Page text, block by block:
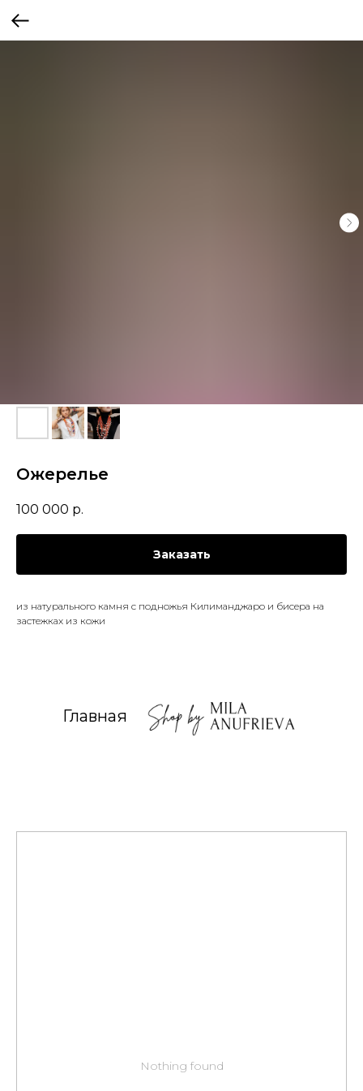
Ожерелье
100 000 р.
Заказать
из натурального камня с подножья Килиманджаро и бисера на
застежках из кожи
Главная
Nothing found